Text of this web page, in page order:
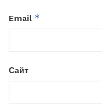
Email *
Сайт